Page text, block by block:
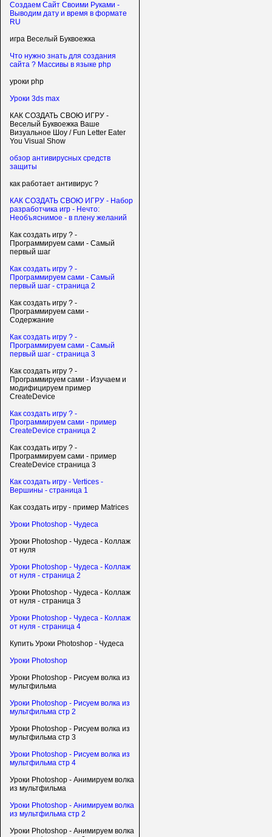
Создаем Сайт Своими Руками -
Выводим дату и время в формате
RU
игра Веселый Буквоежка
Что нужно знать для создания
сайта ? Массивы в языке php
уроки php
Уроки 3ds max
КАК СОЗДАТЬ СВОЮ ИГРУ -
Веселый Буквоежка Ваше
Визуальное Шоу / Fun Letter Eater
You Visual Show
обзор антивирусных средств
защиты
как работает антивирус ?
КАК СОЗДАТЬ СВОЮ ИГРУ - Набор
разработчика игр - Нечто:
Необъяснимое - в плену желаний
Как создать игру ? -
Программируем сами - Самый
первый шаг
Как создать игру ? -
Программируем сами - Самый
первый шаг - страница 2
Как создать игру ? -
Программируем сами -
Содержание
Как создать игру ? -
Программируем сами - Самый
первый шаг - страница 3
Как создать игру ? -
Программируем сами - Изучаем и
модифицируем пример
CreateDevice
Как создать игру ? -
Программируем сами - пример
CreateDevice страница 2
Как создать игру ? -
Программируем сами - пример
CreateDevice страница 3
Как создать игру - Vertices -
Вершины - страница 1
Как создать игру - пример Matrices
Уроки Photoshop - Чудеса
Уроки Photoshop - Чудеса - Коллаж
от нуля
Уроки Photoshop - Чудеса - Коллаж
от нуля - страница 2
Уроки Photoshop - Чудеса - Коллаж
от нуля - страница 3
Уроки Photoshop - Чудеса - Коллаж
от нуля - страница 4
Купить Уроки Photoshop - Чудеса
Уроки Photoshop
Уроки Photoshop - Рисуем волка из
мультфильма
Уроки Photoshop - Рисуем волка из
мультфильма стр 2
Уроки Photoshop - Рисуем волка из
мультфильма стр 3
Уроки Photoshop - Рисуем волка из
мультфильма стр 4
Уроки Photoshop - Анимируем волка
из мультфильма
Уроки Photoshop - Анимируем волка
из мультфильма стр 2
Уроки Photoshop - Анимируем волка